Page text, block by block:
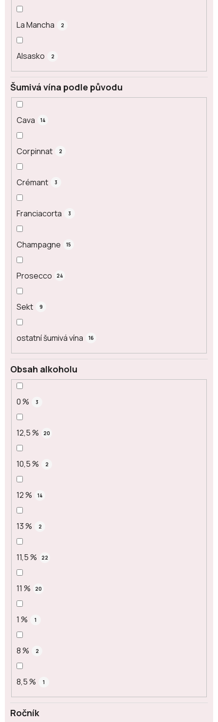
La Mancha 2
Alsasko 2
Šumivá vína podle původu
Cava 14
Corpinnat 2
Crémant 3
Franciacorta 3
Champagne 15
Prosecco 24
Sekt 9
ostatní šumivá vína 16
Obsah alkoholu
0 % 3
12,5 % 20
10,5 % 2
12 % 14
13 % 2
11,5 % 22
11 % 20
1 % 1
8 % 2
8,5 % 1
Ročník